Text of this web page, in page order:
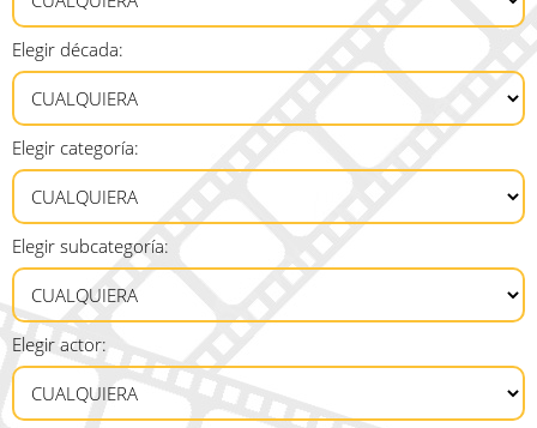
Elegir década:
Elegir categoría:
Elegir subcategoría:
Elegir actor: